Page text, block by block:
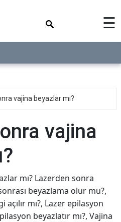
☰
vajina beyazlar mı?
vajina
mı? Lazerden sonra
beyazlama olur mu?,
mı?, Lazer epilasyon
beyazlatır mı?, Vajina